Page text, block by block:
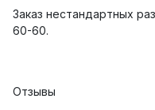
Заказ нестандартных
60-60.
Отзывы